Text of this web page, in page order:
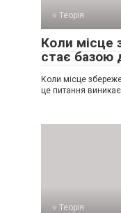
⭐ Теорія
Коли місце
стає базою
Коли місце
це питання
⭐ Теорія